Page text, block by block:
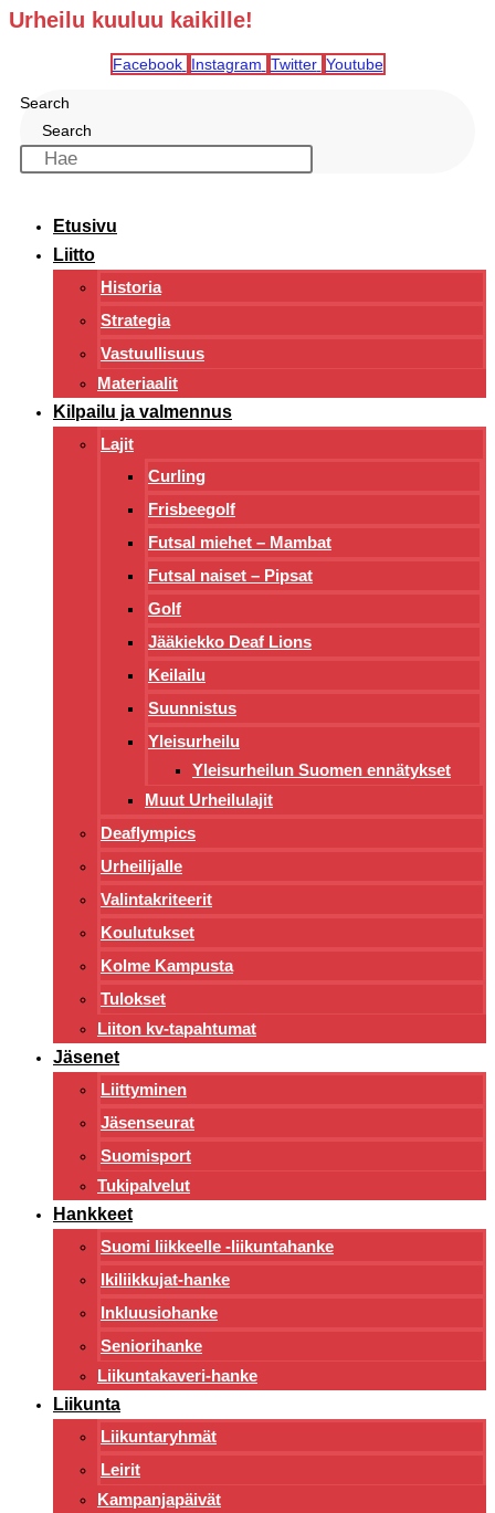
Urheilu kuuluu kaikille!
Facebook Instagram Twitter Youtube
Search
Search
Etusivu
Liitto
Historia
Strategia
Vastuullisuus
Materiaalit
Kilpailu ja valmennus
Lajit
Curling
Frisbeegolf
Futsal miehet – Mambat
Futsal naiset – Pipsat
Golf
Jääkiekko Deaf Lions
Keilailu
Suunnistus
Yleisurheilu
Yleisurheilun Suomen ennätykset
Muut Urheilulajit
Deaflympics
Urheilijalle
Valintakriteerit
Koulutukset
Kolme Kampusta
Tulokset
Liiton kv-tapahtumat
Jäsenet
Liittyminen
Jäsenseurat
Suomisport
Tukipalvelut
Hankkeet
Suomi liikkeelle -liikuntahanke
Ikiliikkujat-hanke
Inkluusiohanke
Seniorihanke
Liikuntakaveri-hanke
Liikunta
Liikuntaryhmät
Leirit
Kampanjapäivät